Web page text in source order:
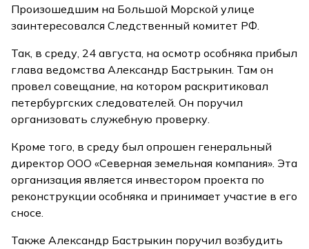
Произошедшим на Большой Морской улице
заинтересовался Следственный комитет РФ.
Так, в среду, 24 августа, на осмотр особняка прибыл
глава ведомства Александр Бастрыкин. Там он
провел совещание, на котором раскритиковал
петербургских следователей. Он поручил
организовать служебную проверку.
Кроме того, в среду был опрошен генеральный
директор ООО «Северная земельная компания». Эта
организация является инвестором проекта по
реконструкции особняка и принимает участие в его
сносе.
Также Александр Бастрыкин поручил возбудить